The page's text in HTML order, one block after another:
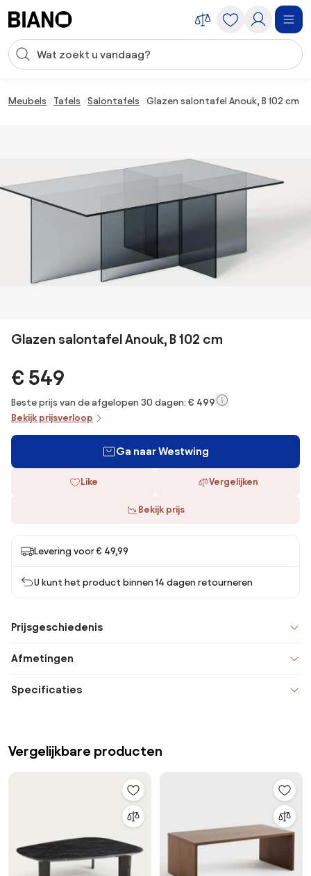
Zoekopdracht invoeren
Meubels Tafels Salontafels Glazen salontafel Anouk, B 102 cm
Glazen salontafel Anouk, B 102 cm
€ 549
Beste prijs van de afgelopen 30 dagen: € 499
Bekijk prijsverloop
Ga naar Westwing
Like Vergelijken
Bekijk prijs
Levering voor € 49,99
U kunt het product binnen 14 dagen retourneren
Prijsgeschiedenis
Afmetingen
Specificaties
Vergelijkbare producten